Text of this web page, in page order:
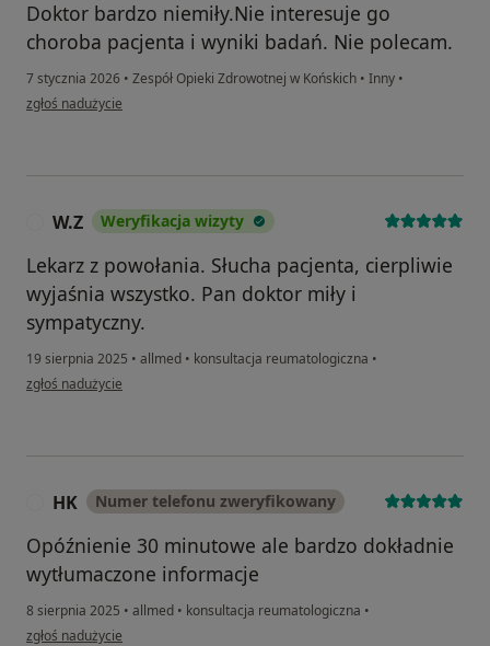
Doktor bardzo niemiły.Nie interesuje go
choroba pacjenta i wyniki badań. Nie polecam.
7 stycznia 2026 • Zespół Opieki Zdrowotnej w Końskich • Inny •
w opinii użytkownika Basia
zgłoś nadużycie
W.Z Weryfikacja wizyty
Lekarz z powołania. Słucha pacjenta, cierpliwie
wyjaśnia wszystko. Pan doktor miły i
sympatyczny.
19 sierpnia 2025 • allmed • konsultacja reumatologiczna •
w opinii użytkownika W.Z
zgłoś nadużycie
HK Numer telefonu zweryfikowany
Opóźnienie 30 minutowe ale bardzo dokładnie
wytłumaczone informacje
8 sierpnia 2025 • allmed • konsultacja reumatologiczna •
w opinii użytkownika HK
zgłoś nadużycie